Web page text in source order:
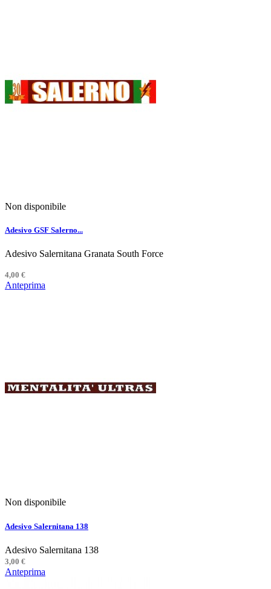
Non disponibile
Adesivo GSF Salerno...
Adesivo Salernitana Granata South Force
4,00 €
Anteprima
Non disponibile
Adesivo Salernitana 138
Adesivo Salernitana 138
3,00 €
Anteprima